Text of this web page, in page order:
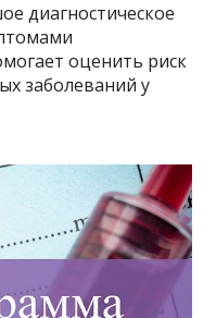
диагностическое
оценить риск
заболеваний у